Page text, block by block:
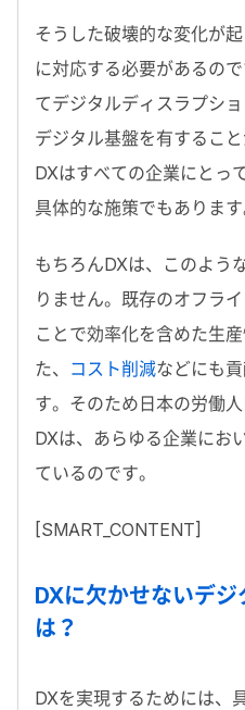
そうした破壊的な変化が
に対応する必要があるの
てデジタルディスラプシ
デジタル基盤を有するこ
DXはすべての企業にとっ
具体的な施策でもあります
もちろんDXは、このよう
りません。既存のオフラ
ことで効率化を含めた生
た、 コスト削減などにも
す。そのため日本の労働
DXは、あらゆる企業にお
ているのです。
[SMART_CONTENT]
DXに欠かせないデ
は？
DXを実現するためには、